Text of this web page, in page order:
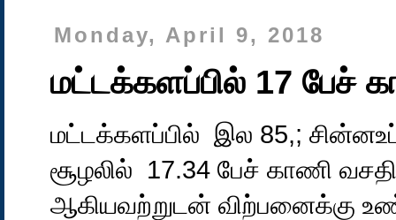
Monday, April 9, 2018
மட்டக்களப்பில் 17 பேச்
மட்டக்களப்பில் இல 85,;
சூழலில் 17.34 பேச் காணி
ஆகியவற்றுடன் விற்பனைக்கு